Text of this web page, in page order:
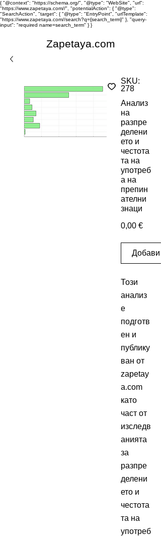
{ "@context": "https://schema.org/", "@type": "WebSite", "url":
"https://www.zapetaya.com//", "potentialAction": { "@type":
"SearchAction", "target": { "@type": "EntryPoint", "urlTemplate":
"https://www.zapetaya.com//search?q={search_term}" }, "query-
input": "required name=search_term" } }
Zapetaya.com
SKU:
278
Анализ
на
разпре
делени
ето и
честота
та на
употреб
а на
препин
ателни
знаци
0,00 €Цена
Добави
Този
анализ
е
подготв
ен и
публику
ван от
zapetay
a.com
като
част от
изследв
анията
за
разпре
делени
ето и
честота
та на
употреб